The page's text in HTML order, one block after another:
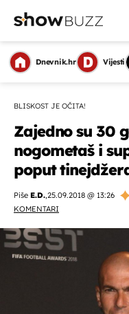
Dnevnik.hr Vijesti
BLISKOST JE OČITA!
Zajedno su 30
nogometaš i
poput
Piše E.D.,25.09.2018 @ 13:26
KOMENTARI